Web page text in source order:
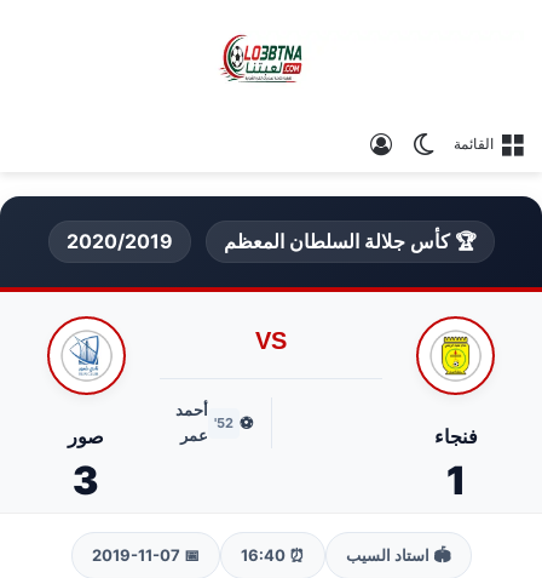
القائمة الوضع المظلم
🏆 كأس جلالة السلطان المعظم 2020/2019
فنجاء
1
VS
⚽
52'
أحمد
عمر
صور
3
🏟️ استاد السيب ⏰ 16:40
📅 2019-11-07